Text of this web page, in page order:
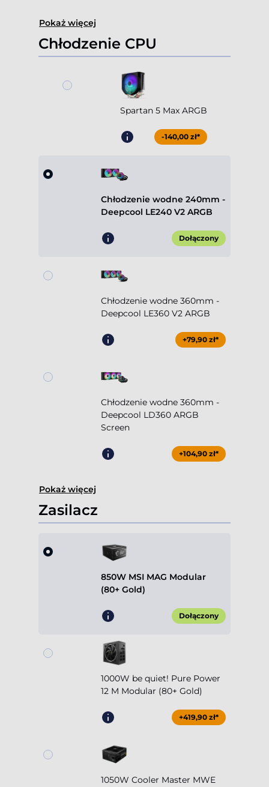
Pokaż więcej
Chłodzenie CPU
Spartan 5 Max ARGB
-140,00 zł*
Chłodzenie wodne 240mm -
Deepcool LE240 V2 ARGB
Dołączony
Chłodzenie wodne 360mm -
Deepcool LE360 V2 ARGB
+79,90 zł*
Chłodzenie wodne 360mm -
Deepcool LD360 ARGB
Screen
+104,90 zł*
Pokaż więcej
Zasilacz
850W MSI MAG Modular
(80+ Gold)
Dołączony
1000W be quiet! Pure Power
12 M Modular (80+ Gold)
+419,90 zł*
1050W Cooler Master MWE